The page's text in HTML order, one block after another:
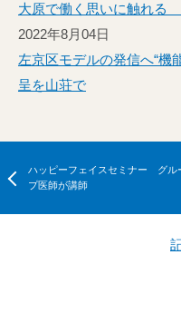
大原で働く思いに触れる
2022年8月04日
左京区モデルの発信へ“機
呈を山荘で
ハッピーフェイスセミナー グル
プ医師が講師